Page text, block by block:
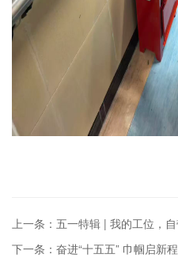
下一条：奋进“十五五” 巾帼启新程